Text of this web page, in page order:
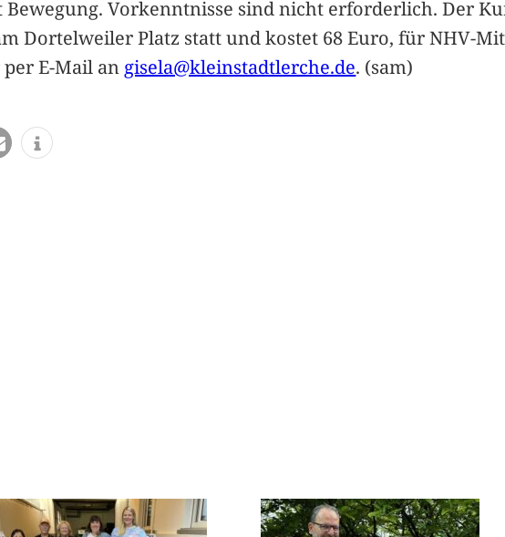
Vorkenntnisse sind nicht erforderlich. Der
Dortelweiler Platz statt und kostet 68 Euro, für NHV-
E-Mail an gisela@kleinstadtlerche.de. (sam)